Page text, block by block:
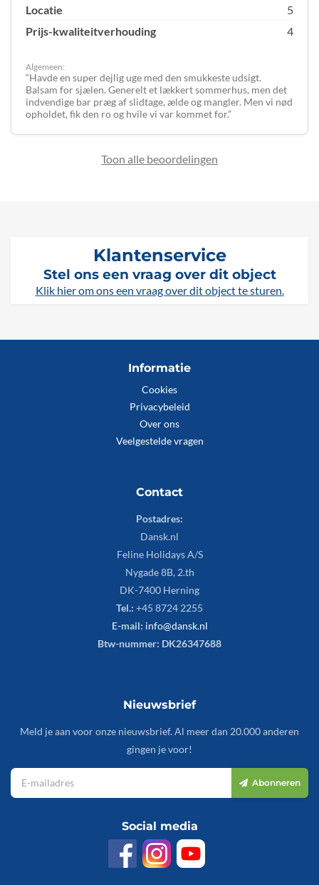
Locatie
5
Prijs-kwaliteitverhouding
4
Algemeen:
Havde en super dejlig uge med den smukkeste udsigt.
Balsam for sjælen. Generelt et lækkert sommerhus, men det
indvendige bar præg af slidtage, ælde og mangler. Men vi nød
opholdet, fik den ro og hvile vi var kommet for.
Toon alle beoordelingen
Klantenservice
Stel ons een vraag over dit object
Klik hier om ons een vraag over dit object te sturen.
Informatie
Cookies
Privacybeleid
Over ons
Veelgestelde vragen
Contact
Postadres:
Dansk.nl
Feline Holidays A/S
Nygade 8B, 2.th
DK-7400 Herning
Tel.: +45 8724 2255
E-mail: info@dansk.nl
Btw-nummer: DK26347688
Nieuwsbrief
Meld je aan voor onze nieuwsbrief. Al meer dan 20.000 anderen
gingen je voor!
Abonneren
Social media